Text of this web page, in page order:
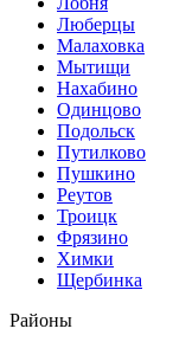
Люберцы
Малаховка
Мытищи
Нахабино
Одинцово
Подольск
Путилково
Пушкино
Реутов
Троицк
Фрязино
Химки
Щербинка
Районы